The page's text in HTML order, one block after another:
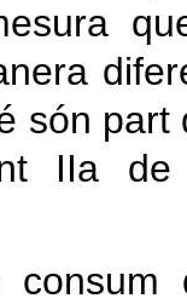
són part
IIa